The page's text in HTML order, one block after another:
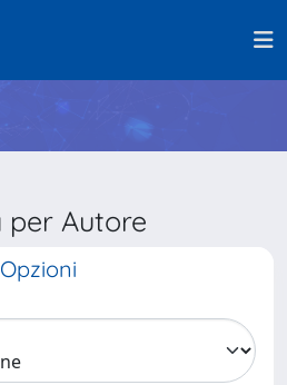
per Autore
Opzioni